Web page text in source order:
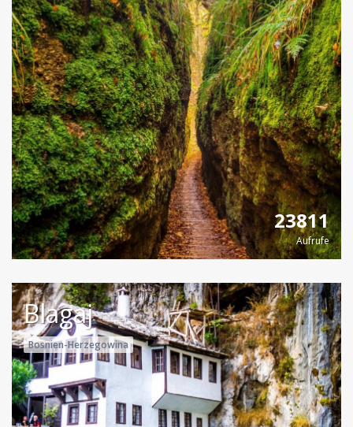
23811
Aufrufe
Blagaj
Bosnien-Herzegowina